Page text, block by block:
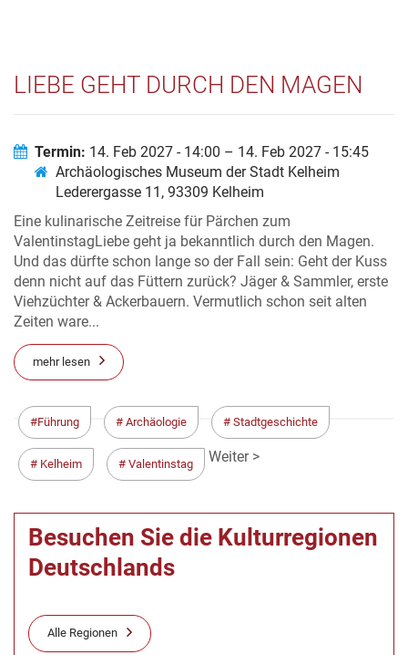
LIEBE GEHT DURCH DEN MAGEN
Termin: 14. Feb 2027 - 14:00 – 14. Feb 2027 - 15:45
Archäologisches Museum der Stadt Kelheim
Lederergasse 11, 93309 Kelheim
Eine kulinarische Zeitreise für Pärchen zum
ValentinstagLiebe geht ja bekanntlich durch den Magen.
Und das dürfte schon lange so der Fall sein: Geht der Kuss
denn nicht auf das Füttern zurück? Jäger & Sammler, erste
Viehzüchter & Ackerbauern. Vermutlich schon seit alten
Zeiten ware...
mehr lesen
Führung Archäologie Stadtgeschichte
Kelheim Valentinstag
< Zurück Weiter >
Besuchen Sie die Kulturregionen
Deutschlands
Alle Regionen